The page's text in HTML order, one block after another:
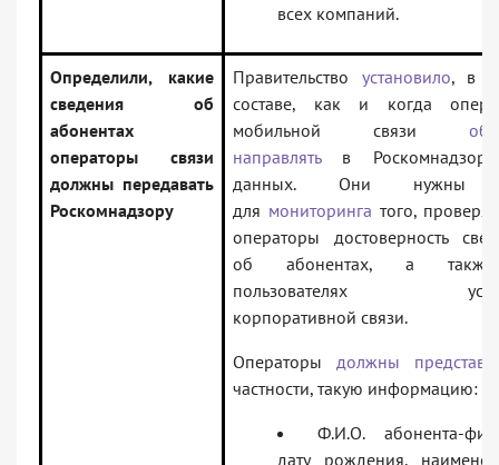
всех компаний.
Определили, какие
сведения об
абонентах
операторы связи
должны передавать
Роскомнадзору
Правительство установило, в
составе, как и когда
мобильной связи
направлятьв Роскомнадзор
данных. Они нужны
для мониторинга того,
операторы достоверность
об абонентах, а
пользователях
корпоративной связи.
Операторы должны
частности, такую информацию:
Ф.И.О. абонента-
дату рождения,